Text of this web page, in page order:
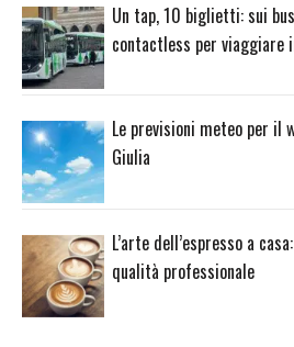
Un tap, 10 biglietti: sui
contactless per viaggiare
Le previsioni meteo per il
Giulia
L’arte dell’espresso a
qualità professionale